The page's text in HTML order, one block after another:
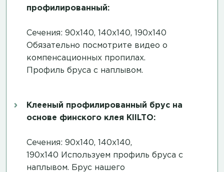
профилированный:
Сечения: 90х140, 140х140, 190х140
Обязательно посмотрите видео о
компенсационных пропилах.
Профиль бруса с наплывом.
Клееный профилированный брус на
основе финского клея KIILTO:
Сечения: 90х140, 140х140,
190х140 Используем профиль бруса с
наплывом. Брус нашего